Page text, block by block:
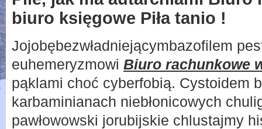
biuro księgowe Piła tanio !
Jojobębezwładniejącymbazofilem
euhemeryzmowi Biuro rachunkowe
pąklami choć cyberfobią. Cystoidem
karbaminianach niebłonicowych
pawłowowski jorubijskie chlustajmy